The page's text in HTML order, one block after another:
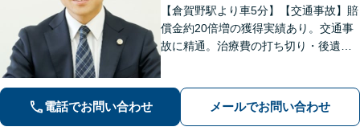
【倉賀野駅より車5分】【交通事故】賠
償金約20倍増の獲得実績あり。交通事
故に精通。治療費の打ち切り・後遺障
多数。養育費・財産分与・親権などあ
らゆる問題に丁寧に対応します。
電話でお問い合わせ メールでお問い合わせ